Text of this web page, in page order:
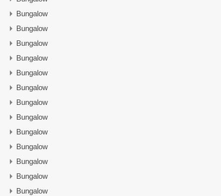
Bungalow
Bungalow
Bungalow
Bungalow
Bungalow
Bungalow
Bungalow
Bungalow
Bungalow
Bungalow
Bungalow
Bungalow
Bungalow